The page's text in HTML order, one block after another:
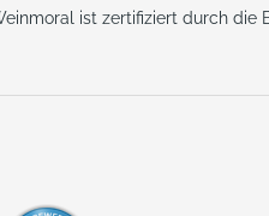
ist zertifiziert durch die